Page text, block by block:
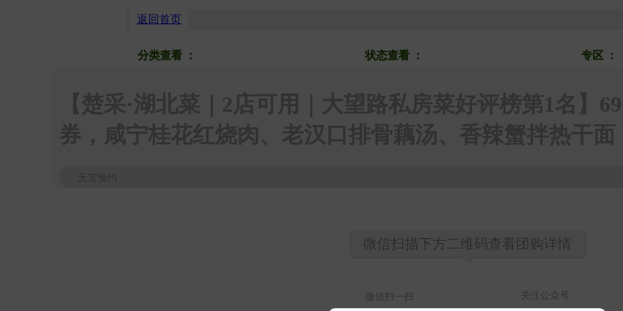
返回首页
分类查看 ： 状态查看 ： 专区 ：
【楚采·湖北菜｜2店可用｜大望路私房菜好评榜第1名】
券，咸宁桂花红烧肉、老汉口排骨藕汤、香辣蟹拌热干
无需预约
微信扫描下方二维码查看团购详情
微信扫一扫
关注公众号